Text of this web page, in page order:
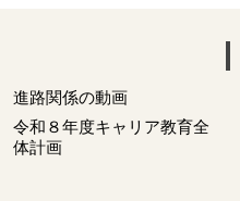
進路関係の動画
令和８年度キャリア教育全
体計画